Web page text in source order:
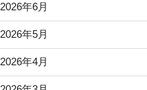
2026年6月
2026年5月
2026年4月